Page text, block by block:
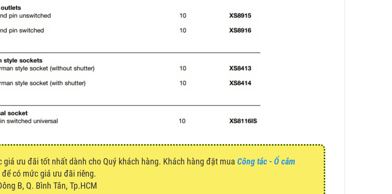
giá ưu đãi tốt nhất dành cho Quý khách hàng. Khách hàng đặt mua Công tắc - Ổ cắm
có mức giá ưu đãi riêng.
B, Q. Bình Tân, Tp.HCM